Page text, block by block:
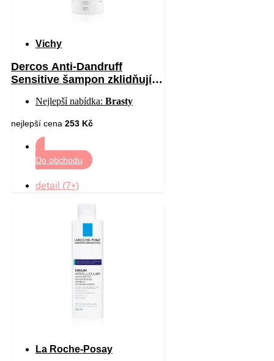
Vichy
Dercos Anti-Dandruff
Sensitive šampon zklidňující
lupům 200 ml
Nejlepší nabídka: Brasty
nejlepší cena 253 Kč
Do obchodu
detail (7+)
La Roche-Posay